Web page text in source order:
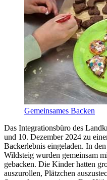
Gemeinsames Backen
Das Integrationsbüro des
und 10. Dezember 2024 zu
Backerlebnis eingeladen. In
Wildsteig wurden gemeinsam
gebacken. Die Kinder hatten
auszurollen, Plätzchen